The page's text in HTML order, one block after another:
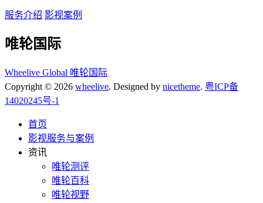
服务介绍 影视案例
唯轮国际
Wheelive Global 唯轮国际
Copyright © 2026 wheelive. Designed by nicetheme. 粤ICP备
14020245号-1
首页
影视服务与案例
资讯
唯轮测评
唯轮百科
唯轮视野